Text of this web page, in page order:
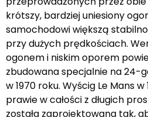
krótszy, bardziej uniesiony
samochodowi większą
przy dużych prędkościach.
ogonem i niskim oporem
zbudowana specjalnie na 24-
w 1970 roku. Wyścig Le Mans w
prawie w całości z długich
została zaprojektowana tak,